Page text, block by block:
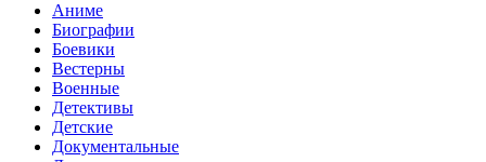
Аниме
Биографии
Боевики
Вестерны
Военные
Детективы
Детские
Документальные